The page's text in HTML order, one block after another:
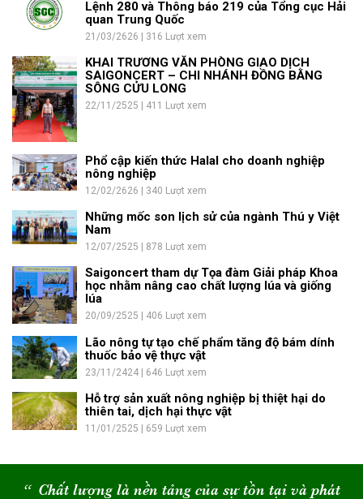
Lệnh 280 và Thông báo 219 của Tổng cục Hải
quan Trung Quốc
21/03/2626 | 316 Lượt xem
KHAI TRƯƠNG VĂN PHÒNG GIAO DỊCH
SAIGONCERT – CHI NHÁNH ĐỒNG BẰNG
SÔNG CỬU LONG
22/11/2525 | 411 Lượt xem
Phổ cập kiến thức Halal cho doanh nghiệp
nông nghiệp
12/02/2626 | 340 Lượt xem
Những mốc son lịch sử của ngành Thú y Việt
Nam
12/07/2525 | 878 Lượt xem
Saigoncert tham dự Tọa đàm Giải pháp Khoa
học nhằm nâng cao chất lượng lúa và giống
lúa
20/09/2525 | 406 Lượt xem
Lão nông tự tạo chế phẩm tăng độ bám dính
thuốc bảo vệ thực vật
23/11/2424 | 646 Lượt xem
Hỗ trợ sản xuất nông nghiệp bị thiệt hại do
thiên tai, dịch hại thực vật
11/01/2525 | 659 Lượt xem
“ Chất lượng là nền tảng của sự tồn tại và phát